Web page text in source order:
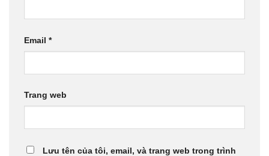
Email *
Trang web
Lưu tên của tôi, email, và trang web trong trình